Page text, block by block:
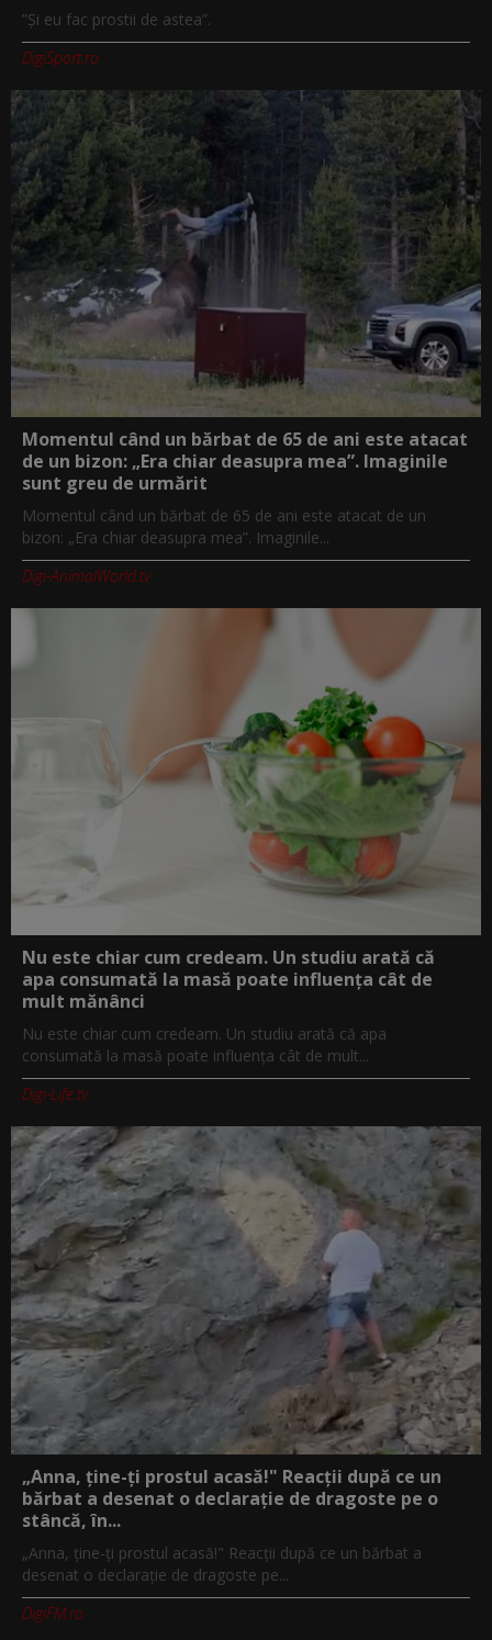
”Și eu fac prostii de astea”.
DigiSport.ro
Momentul când un bărbat de 65 de ani este atacat
de un bizon: „Era chiar deasupra mea”. Imaginile
sunt greu de urmărit
Momentul când un bărbat de 65 de ani este atacat de un
bizon: „Era chiar deasupra mea”. Imaginile...
Digi-AnimalWorld.tv
Nu este chiar cum credeam. Un studiu arată că
apa consumată la masă poate influența cât de
mult mănânci
Nu este chiar cum credeam. Un studiu arată că apa
consumată la masă poate influența cât de mult...
Digi-Life.tv
„Anna, ţine-ţi prostul acasă!" Reacţii după ce un
bărbat a desenat o declaraţie de dragoste pe o
stâncă, în...
„Anna, ţine-ţi prostul acasă!" Reacţii după ce un bărbat a
desenat o declaraţie de dragoste pe...
DigiFM.ro